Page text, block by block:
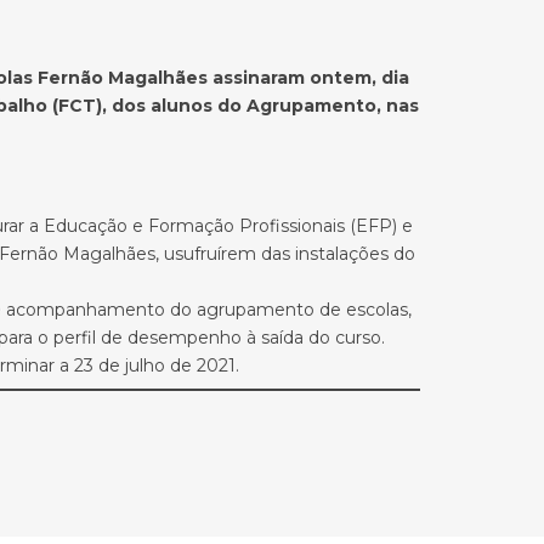
Fernão Magalhães assinaram ontem, dia
(FCT), dos alunos do Agrupamento, nas
a Educação e Formação Profissionais (EFP) e
Magalhães, usufruírem das instalações do
acompanhamento do agrupamento de escolas,
o perfil de desempenho à saída do curso.
a 23 de julho de 2021.